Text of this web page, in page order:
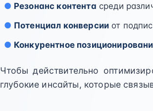
Резонанс контента среди
Потенциал конверсии от
Конкурентное
Чтобы действительно
глубокие инсайты, которые